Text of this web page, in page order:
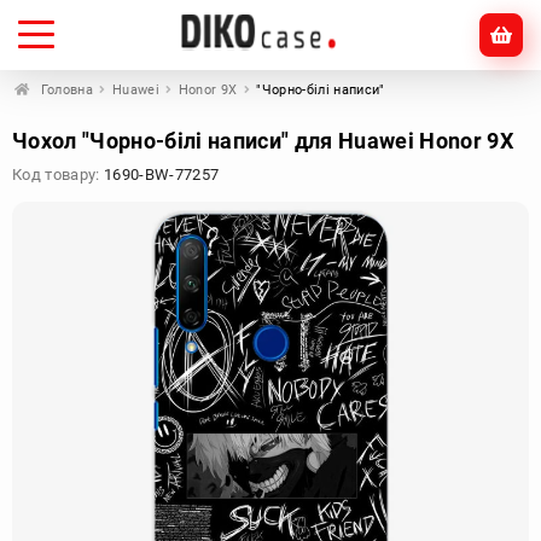
Головна Huawei Honor 9X "Чорно-білі написи"
Чохол "Чорно-білі написи" для Huawei Honor 9X
Код товару: 1690-BW-77257